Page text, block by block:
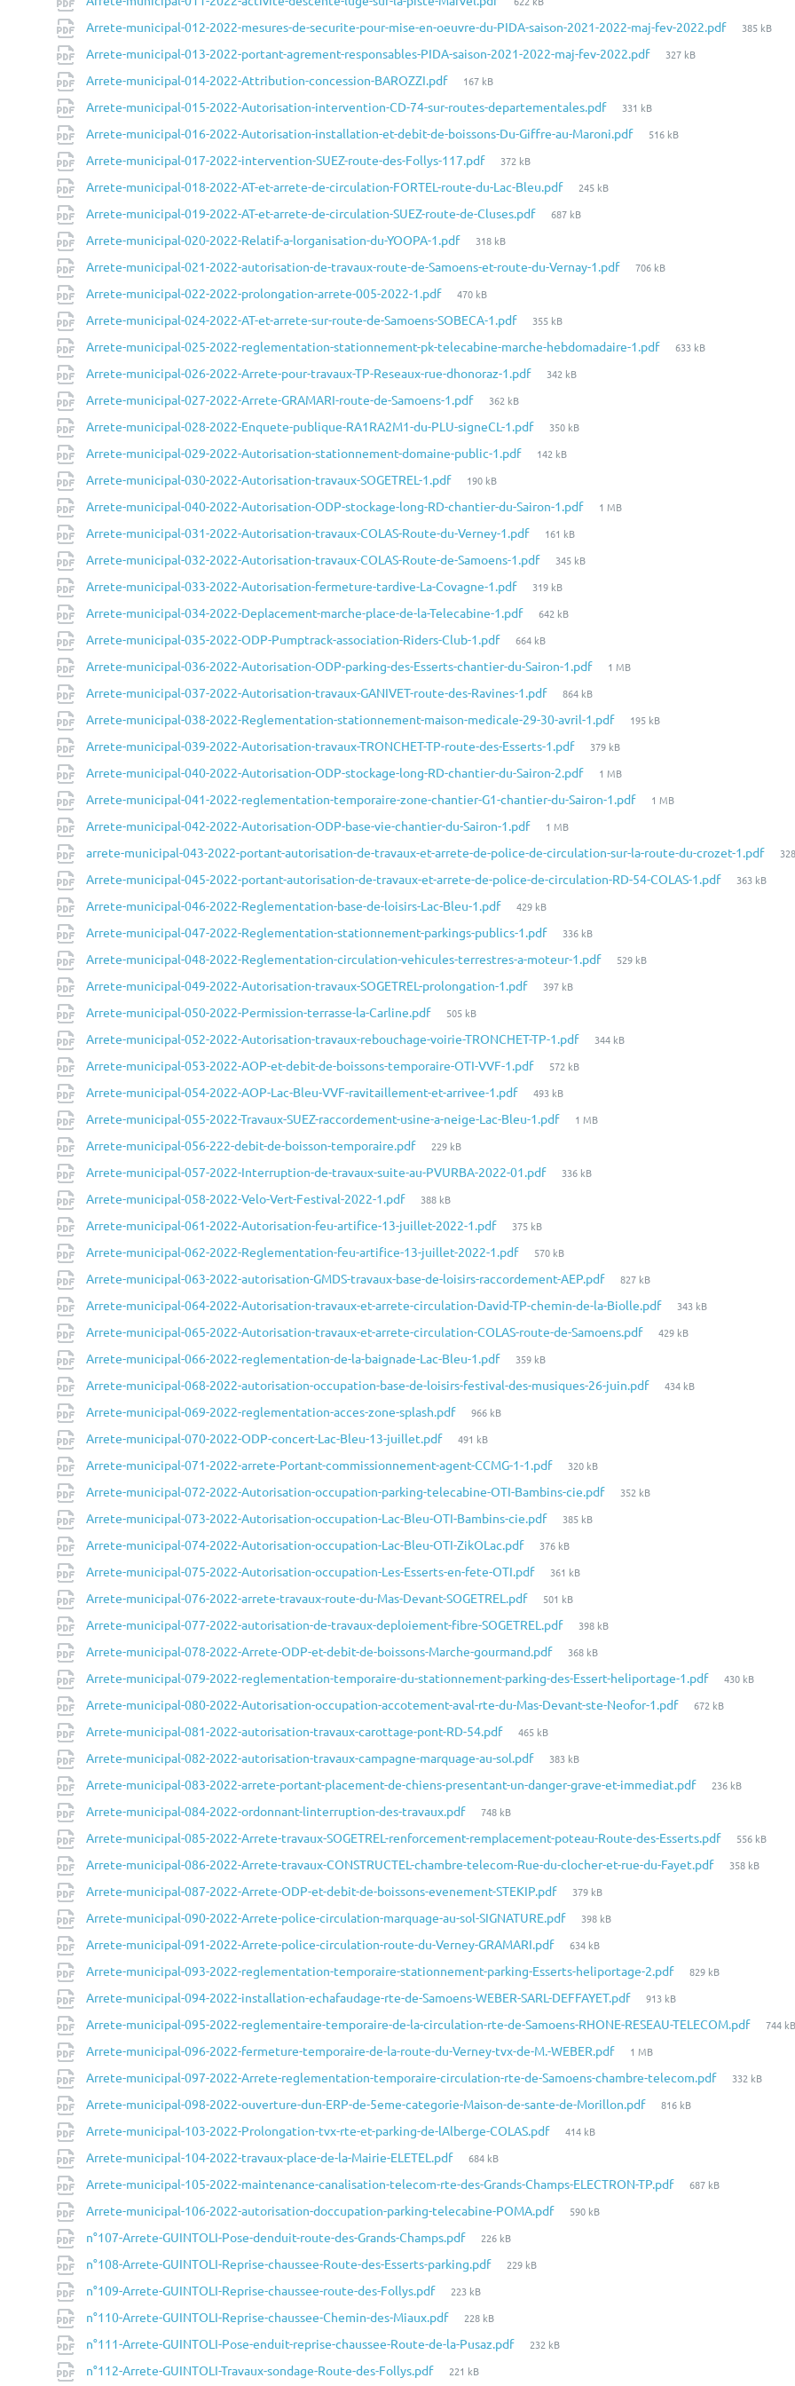
fichier:
Arrete-municipal-012-2022-mesures-de-securite-pour-mise-en-oeuvre-du-PIDA-saison-2021-2022-maj-fev-2022.pdf
Taille
385 kB
Arrete-municipal-013-2022-portant-agrement-responsables-PIDA-saison-2021-2022-maj-fev-2022.pdf
Taille
327 kB
Arrete-municipal-014-2022-Attribution-concession-BAROZZI.pdf
Taille
fichier:
167 kB
Arrete-municipal-015-2022-Autorisation-intervention-CD-74-sur-routes-departementales.pdf
Taille
fichier:
331 kB
Arrete-municipal-016-2022-Autorisation-installation-et-debit-de-boissons-Du-Giffre-au-Maroni.pdf
Taille
516 kB
Arrete-municipal-017-2022-intervention-SUEZ-route-des-Follys-117.pdf
Taille
fichier:
372 kB
Arrete-municipal-018-2022-AT-et-arrete-de-circulation-FORTEL-route-du-Lac-Bleu.pdf
Taille
fichier:
245 kB
Arrete-municipal-019-2022-AT-et-arrete-de-circulation-SUEZ-route-de-Cluses.pdf
Taille
687 kB
Arrete-municipal-020-2022-Relatif-a-lorganisation-du-YOOPA-1.pdf
Taille
fichier:
318 kB
Arrete-municipal-021-2022-autorisation-de-travaux-route-de-Samoens-et-route-du-Vernay-1.pdf
Taille
706 kB
Arrete-municipal-022-2022-prolongation-arrete-005-2022-1.pdf
Taille
fichier:
470 kB
Arrete-municipal-024-2022-AT-et-arrete-sur-route-de-Samoens-SOBECA-1.pdf
Taille
fichier:
355 kB
Arrete-municipal-025-2022-reglementation-stationnement-pk-telecabine-marche-hebdomadaire-1.pdf
Taille
633 kB
Arrete-municipal-026-2022-Arrete-pour-travaux-TP-Reseaux-rue-dhonoraz-1.pdf
Taille
342 kB
Arrete-municipal-027-2022-Arrete-GRAMARI-route-de-Samoens-1.pdf
Taille
fichier:
362 kB
Arrete-municipal-028-2022-Enquete-publique-RA1RA2M1-du-PLU-signeCL-1.pdf
Taille
fichier:
350 kB
Arrete-municipal-029-2022-Autorisation-stationnement-domaine-public-1.pdf
Taille
142 kB
Arrete-municipal-030-2022-Autorisation-travaux-SOGETREL-1.pdf
Taille
fichier:
190 kB
Arrete-municipal-040-2022-Autorisation-ODP-stockage-long-RD-chantier-du-Sairon-1.pdf
Taille
1 MB
Arrete-municipal-031-2022-Autorisation-travaux-COLAS-Route-du-Verney-1.pdf
Taille
fichier:
161 kB
Arrete-municipal-032-2022-Autorisation-travaux-COLAS-Route-de-Samoens-1.pdf
Taille
fichier:
345 kB
Arrete-municipal-033-2022-Autorisation-fermeture-tardive-La-Covagne-1.pdf
Taille
fichier:
319 kB
Arrete-municipal-034-2022-Deplacement-marche-place-de-la-Telecabine-1.pdf
Taille
fichier:
642 kB
Arrete-municipal-035-2022-ODP-Pumptrack-association-Riders-Club-1.pdf
Taille
fichier:
664 kB
Arrete-municipal-036-2022-Autorisation-ODP-parking-des-Esserts-chantier-du-Sairon-1.pdf
Taille
1 MB
Arrete-municipal-037-2022-Autorisation-travaux-GANIVET-route-des-Ravines-1.pdf
Taille
fichier:
864 kB
Arrete-municipal-038-2022-Reglementation-stationnement-maison-medicale-29-30-avril-1.pdf
Taille
195 kB
Arrete-municipal-039-2022-Autorisation-travaux-TRONCHET-TP-route-des-Esserts-1.pdf
Taille
fichier:
379 kB
Arrete-municipal-040-2022-Autorisation-ODP-stockage-long-RD-chantier-du-Sairon-2.pdf
Taille
fichier:
1 MB
Arrete-municipal-041-2022-reglementation-temporaire-zone-chantier-G1-chantier-du-Sairon-1.pdf
Taille
1 MB
Arrete-municipal-042-2022-Autorisation-ODP-base-vie-chantier-du-Sairon-1.pdf
Taille
fichier:
1 MB
arrete-municipal-043-2022-portant-autorisation-de-travaux-et-arrete-de-police-de-circulation-sur-la-route-du-crozet-1.pdf
Arrete-municipal-045-2022-portant-autorisation-de-travaux-et-arrete-de-police-de-circulation-RD-54-COLAS-1.pdf
Taille
363 kB
Arrete-municipal-046-2022-Reglementation-base-de-loisirs-Lac-Bleu-1.pdf
Taille
fichier:
429 kB
Arrete-municipal-047-2022-Reglementation-stationnement-parkings-publics-1.pdf
Taille
fichier:
336 kB
Arrete-municipal-048-2022-Reglementation-circulation-vehicules-terrestres-a-moteur-1.pdf
Taille
529 kB
Arrete-municipal-049-2022-Autorisation-travaux-SOGETREL-prolongation-1.pdf
Taille
397 kB
Arrete-municipal-050-2022-Permission-terrasse-la-Carline.pdf
Taille
fichier:
505 kB
Arrete-municipal-052-2022-Autorisation-travaux-rebouchage-voirie-TRONCHET-TP-1.pdf
Taille
344 kB
Arrete-municipal-053-2022-AOP-et-debit-de-boissons-temporaire-OTI-VVF-1.pdf
Taille
fichier:
572 kB
Arrete-municipal-054-2022-AOP-Lac-Bleu-VVF-ravitaillement-et-arrivee-1.pdf
Taille
fichier:
493 kB
Arrete-municipal-055-2022-Travaux-SUEZ-raccordement-usine-a-neige-Lac-Bleu-1.pdf
Taille
1 MB
Arrete-municipal-056-222-debit-de-boisson-temporaire.pdf
Taille
fichier:
229 kB
Arrete-municipal-057-2022-Interruption-de-travaux-suite-au-PVURBA-2022-01.pdf
Taille
336 kB
Arrete-municipal-058-2022-Velo-Vert-Festival-2022-1.pdf
Taille
fichier:
388 kB
Arrete-municipal-061-2022-Autorisation-feu-artifice-13-juillet-2022-1.pdf
Taille
fichier:
375 kB
Arrete-municipal-062-2022-Reglementation-feu-artifice-13-juillet-2022-1.pdf
Taille
fichier:
570 kB
Arrete-municipal-063-2022-autorisation-GMDS-travaux-base-de-loisirs-raccordement-AEP.pdf
Taille
fichier:
827 kB
Arrete-municipal-064-2022-Autorisation-travaux-et-arrete-circulation-David-TP-chemin-de-la-Biolle.pdf
Taille
fichier:
343 kB
Arrete-municipal-065-2022-Autorisation-travaux-et-arrete-circulation-COLAS-route-de-Samoens.pdf
Taille
429 kB
Arrete-municipal-066-2022-reglementation-de-la-baignade-Lac-Bleu-1.pdf
Taille
fichier:
359 kB
Arrete-municipal-068-2022-autorisation-occupation-base-de-loisirs-festival-des-musiques-26-juin.pdf
Taille
434 kB
Arrete-municipal-069-2022-reglementation-acces-zone-splash.pdf
Taille
fichier:
966 kB
Arrete-municipal-070-2022-ODP-concert-Lac-Bleu-13-juillet.pdf
Taille
fichier:
491 kB
Arrete-municipal-071-2022-arrete-Portant-commissionnement-agent-CCMG-1-1.pdf
Taille
fichier:
320 kB
Arrete-municipal-072-2022-Autorisation-occupation-parking-telecabine-OTI-Bambins-cie.pdf
Taille
352 kB
Arrete-municipal-073-2022-Autorisation-occupation-Lac-Bleu-OTI-Bambins-cie.pdf
Taille
fichier:
385 kB
Arrete-municipal-074-2022-Autorisation-occupation-Lac-Bleu-OTI-ZikOLac.pdf
Taille
fichier:
376 kB
Arrete-municipal-075-2022-Autorisation-occupation-Les-Esserts-en-fete-OTI.pdf
Taille
fichier:
361 kB
Arrete-municipal-076-2022-arrete-travaux-route-du-Mas-Devant-SOGETREL.pdf
Taille
fichier:
501 kB
Arrete-municipal-077-2022-autorisation-de-travaux-deploiement-fibre-SOGETREL.pdf
Taille
fichier:
398 kB
Arrete-municipal-078-2022-Arrete-ODP-et-debit-de-boissons-Marche-gourmand.pdf
Taille
fichier:
368 kB
Arrete-municipal-079-2022-reglementation-temporaire-du-stationnement-parking-des-Essert-heliportage-1.pdf
Taille
fichier:
430 kB
Arrete-municipal-080-2022-Autorisation-occupation-accotement-aval-rte-du-Mas-Devant-ste-Neofor-1.pdf
Taille
672 kB
Arrete-municipal-081-2022-autorisation-travaux-carottage-pont-RD-54.pdf
Taille
fichier:
465 kB
Arrete-municipal-082-2022-autorisation-travaux-campagne-marquage-au-sol.pdf
Taille
fichier:
383 kB
Arrete-municipal-083-2022-arrete-portant-placement-de-chiens-presentant-un-danger-grave-et-immediat.pdf
Taille
236 kB
Arrete-municipal-084-2022-ordonnant-linterruption-des-travaux.pdf
Taille
fichier:
748 kB
Arrete-municipal-085-2022-Arrete-travaux-SOGETREL-renforcement-remplacement-poteau-Route-des-Esserts.pdf
Taille
fichier:
556 kB
Arrete-municipal-086-2022-Arrete-travaux-CONSTRUCTEL-chambre-telecom-Rue-du-clocher-et-rue-du-Fayet.pdf
Taille
358 kB
Arrete-municipal-087-2022-Arrete-ODP-et-debit-de-boissons-evenement-STEKIP.pdf
Taille
fichier:
379 kB
Arrete-municipal-090-2022-Arrete-police-circulation-marquage-au-sol-SIGNATURE.pdf
Taille
fichier:
398 kB
Arrete-municipal-091-2022-Arrete-police-circulation-route-du-Verney-GRAMARI.pdf
Taille
fichier:
634 kB
Arrete-municipal-093-2022-reglementation-temporaire-stationnement-parking-Esserts-heliportage-2.pdf
Taille
829 kB
Arrete-municipal-094-2022-installation-echafaudage-rte-de-Samoens-WEBER-SARL-DEFFAYET.pdf
Taille
fichier:
913 kB
Arrete-municipal-095-2022-reglementaire-temporaire-de-la-circulation-rte-de-Samoens-RHONE-RESEAU-TELECOM.pdf
Taille
744 kB
Arrete-municipal-096-2022-fermeture-temporaire-de-la-route-du-Verney-tvx-de-M.-WEBER.pdf
Taille
fichier:
1 MB
Arrete-municipal-097-2022-Arrete-reglementation-temporaire-circulation-rte-de-Samoens-chambre-telecom.pdf
Taille
332 kB
Arrete-municipal-098-2022-ouverture-dun-ERP-de-5eme-categorie-Maison-de-sante-de-Morillon.pdf
Taille
816 kB
Arrete-municipal-103-2022-Prolongation-tvx-rte-et-parking-de-lAlberge-COLAS.pdf
Taille
414 kB
Arrete-municipal-104-2022-travaux-place-de-la-Mairie-ELETEL.pdf
Taille
fichier:
684 kB
Arrete-municipal-105-2022-maintenance-canalisation-telecom-rte-des-Grands-Champs-ELECTRON-TP.pdf
Taille
687 kB
Arrete-municipal-106-2022-autorisation-doccupation-parking-telecabine-POMA.pdf
Taille
590 kB
n°107-Arrete-GUINTOLI-Pose-denduit-route-des-Grands-Champs.pdf
Taille
fichier:
226 kB
n°108-Arrete-GUINTOLI-Reprise-chaussee-Route-des-Esserts-parking.pdf
Taille
229 kB
n°109-Arrete-GUINTOLI-Reprise-chaussee-route-des-Follys.pdf
Taille
fichier:
223 kB
n°110-Arrete-GUINTOLI-Reprise-chaussee-Chemin-des-Miaux.pdf
Taille
fichier:
228 kB
n°111-Arrete-GUINTOLI-Pose-enduit-reprise-chaussee-Route-de-la-Pusaz.pdf
Taille
232 kB
n°112-Arrete-GUINTOLI-Travaux-sondage-Route-des-Follys.pdf
Taille
221 kB